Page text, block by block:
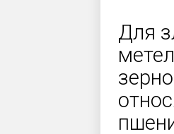
Для